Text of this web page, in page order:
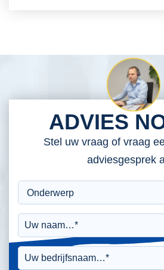
ADVIES
Stel uw vraag of vraag
adviesgesprek